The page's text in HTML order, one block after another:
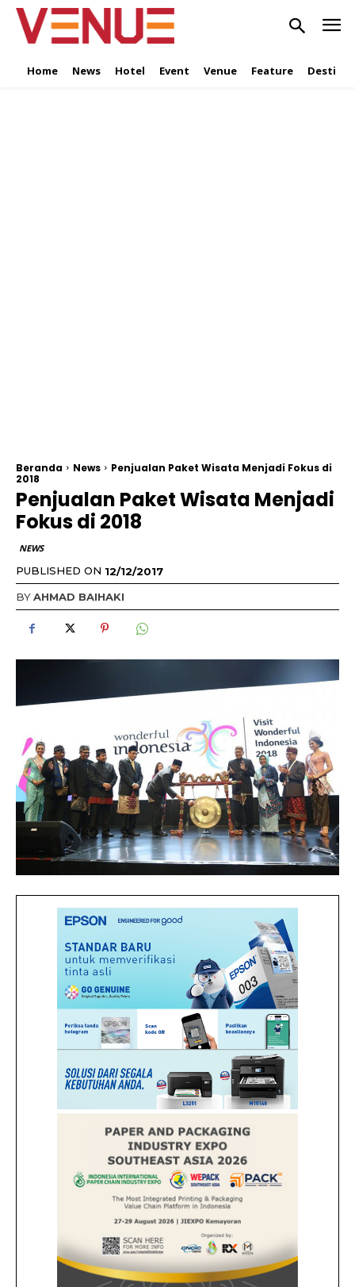
Home News Hotel Event Venue Feature
Beranda News
Penjualan Paket Wisata Menjadi Fokus di
2018
Penjualan Paket Wisata Menjadi
Fokus di 2018
NEWS
PUBLISHED ON 12/12/2017
BYAHMAD BAIHAKI